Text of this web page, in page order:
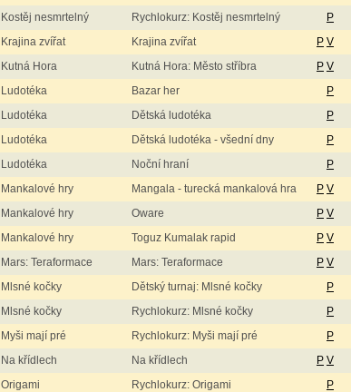
Kostěj nesmrtelný Rychlokurz: Kostěj nesmrtelný P
Krajina zvířat Krajina zvířat P V
Kutná Hora Kutná Hora: Město stříbra P V
Ludotéka Bazar her P
Ludotéka Dětská ludotéka P
Ludotéka Dětská ludotéka - všední dny P
Ludotéka Noční hraní P
Mankalové hry Mangala - turecká mankalová hra P V
Mankalové hry Oware P V
Mankalové hry Toguz Kumalak rapid P V
Mars: Teraformace Mars: Teraformace P V
Mlsné kočky Dětský turnaj: Mlsné kočky P
Mlsné kočky Rychlokurz: Mlsné kočky P
Myši mají pré Rychlokurz: Myši mají pré P
Na křídlech Na křídlech P V
Origami Rychlokurz: Origami P